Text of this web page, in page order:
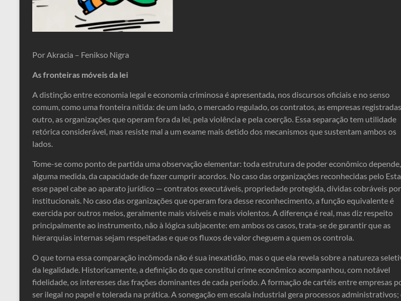
Por Akracia – Fenikso Nigra
As fronteiras móveis da lei
A distinção entre economia legal e economia criminosa é apresentada, nos discursos oficiais e no senso
comum, como uma fronteira nítida: de um lado, o mercado regulado, os contratos, as empresas
outro, as organizações que operam fora da lei, pela violência e pela coerção. Essa separação tem utilidade
retórica considerável, mas resiste mal a um exame mais detido dos mecanismos que sustentam ambos os
lados.
Tome-se como ponto de partida uma observação elementar: toda estrutura de poder econômico
alguma medida, da capacidade de fazer cumprir acordos. No caso das organizações reconhecidas pelo
esse papel cabe ao aparato jurídico — contratos executáveis, propriedade protegida, dívidas cobráveis
institucionais. No caso das organizações que operam fora desse reconhecimento, a função equivalente é
exercida por outros meios, geralmente mais visíveis e mais violentos. A diferença é real, mas diz respeito
principalmente ao instrumento, não à lógica subjacente: em ambos os casos, trata-se de garantir que as
hierarquias internas sejam respeitadas e que os fluxos de valor cheguem a quem os controla.
O que torna essa comparação incômoda não é sua inexatidão, mas o que ela revela sobre a natureza
da legalidade. Historicamente, a definição do que constitui crime econômico acompanhou, com notável
fidelidade, os interesses das frações dominantes de cada período. A formação de cartéis entre empresas
ser ilegal no papel e tolerada na prática. A sonegação em escala industrial gera processos administrativos;